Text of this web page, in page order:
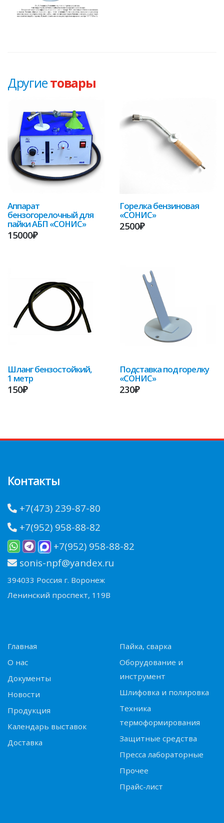
Другиетовары
Аппарат
бензогорелочный для
пайки АБП «СОНИС»
15000₽
Горелка бензиновая
«СОНИС»
2500₽
Шланг бензостойкий,
1 метр
150₽
Подставка под горелку
«СОНИС»
230₽
Контакты
+7(473) 239-87-80
+7(952) 958-88-82
+7(952) 958-88-82
sonis-npf@yandex.ru
394033 Россия г. Воронеж
Ленинский проспект, 119В
Главная
О нас
Документы
Новости
Продукция
Календарь выставок
Доставка
Пайка, сварка
Оборудование и
инструмент
Шлифовка и полировка
Техника
термоформирования
Защитные средства
Пресса лабораторные
Прочее
Прайс-лист